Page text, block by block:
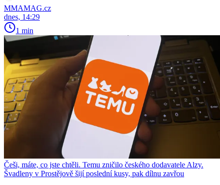
MMAMAG.cz
dnes, 14:29
1 min
Češi, máte, co jste chtěli. Temu zničilo českého dodavatele Alzy.
Švadleny v Prostějově šijí poslední kusy, pak dílnu zavřou